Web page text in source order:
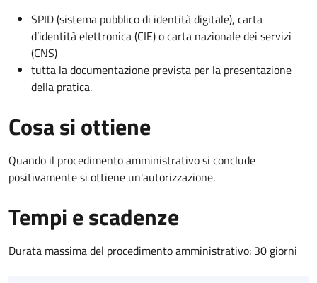
SPID (sistema pubblico di identità digitale), carta
d’identità elettronica (CIE) o carta nazionale dei servizi
(CNS)
tutta la documentazione prevista per la presentazione
della pratica.
Cosa si ottiene
Quando il procedimento amministrativo si conclude
positivamente si ottiene un'autorizzazione.
Tempi e scadenze
Durata massima del procedimento amministrativo: 30 giorni